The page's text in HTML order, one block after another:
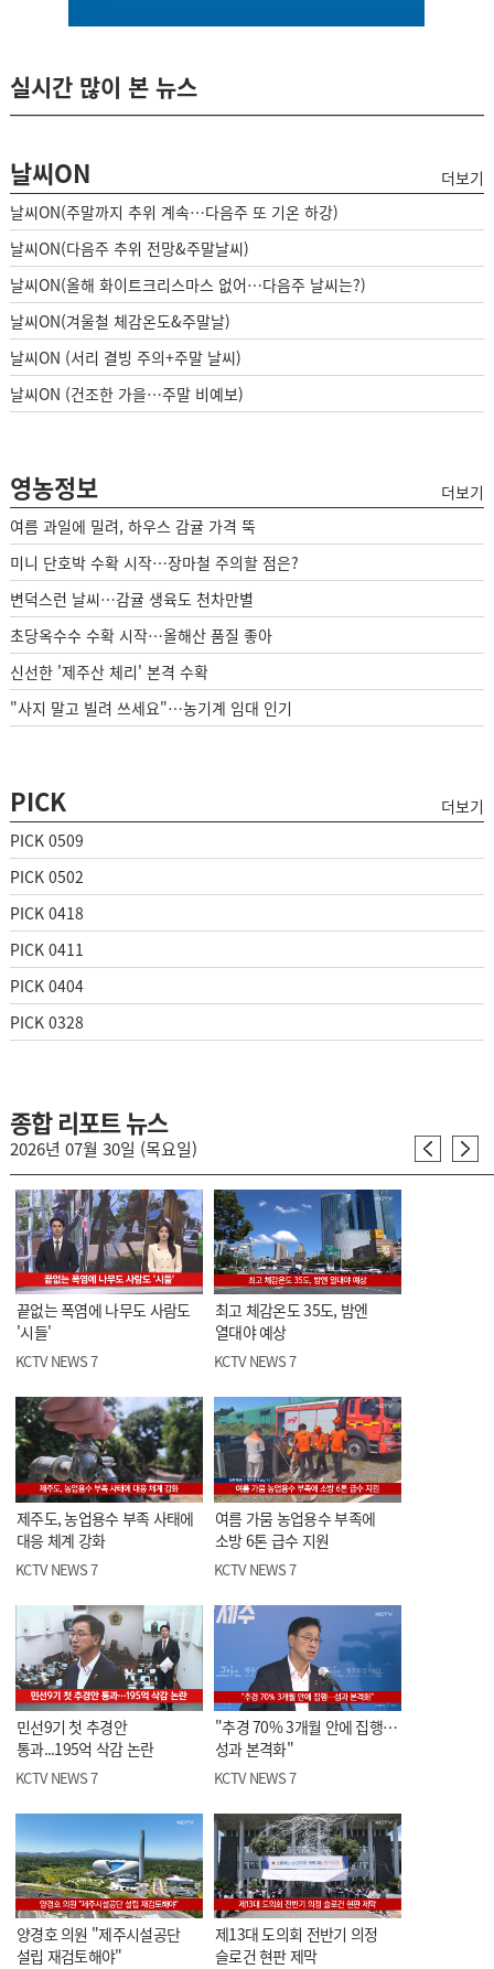
실시간 많이 본 뉴스
날씨ON
더보기
날씨ON(주말까지 추위 계속…다음주 또 기온 하강)
날씨ON(다음주 추위 전망&주말날씨)
날씨ON(올해 화이트크리스마스 없어…다음주 날씨는?)
날씨ON(겨울철 체감온도&주말날)
날씨ON (서리 결빙 주의+주말 날씨)
날씨ON (건조한 가을…주말 비예보)
영농정보
더보기
여름 과일에 밀려, 하우스 감귤 가격 뚝
미니 단호박 수확 시작…장마철 주의할 점은?
변덕스런 날씨…감귤 생육도 천차만별
초당옥수수 수확 시작…올해산 품질 좋아
신선한 '제주산 체리' 본격 수확
"사지 말고 빌려 쓰세요"…농기계 임대 인기
PICK
더보기
PICK 0509
PICK 0502
PICK 0418
PICK 0411
PICK 0404
PICK 0328
종합 리포트 뉴스
2026년 07월 30일 (목요일)
끝없는 폭염에 나무도 사람도
'시들'
KCTV NEWS 7
최고 체감온도 35도, 밤엔
열대야 예상
KCTV NEWS 7
제주도, 농업용수 부족 사태에
대응 체계 강화
KCTV NEWS 7
여름 가뭄 농업용수 부족에
소방 6톤 급수 지원
KCTV NEWS 7
민선9기 첫 추경안
통과...195억 삭감 논란
KCTV NEWS 7
"추경 70% 3개월 안에 집행…
성과 본격화"
KCTV NEWS 7
양경호 의원 "제주시설공단
설립 재검토해야"
제13대 도의회 전반기 의정
슬로건 현판 제막